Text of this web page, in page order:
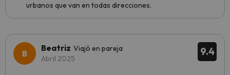
urbanos que van en todas direcciones.
9.4
Beatriz Viajó en pareja
Abril 2025